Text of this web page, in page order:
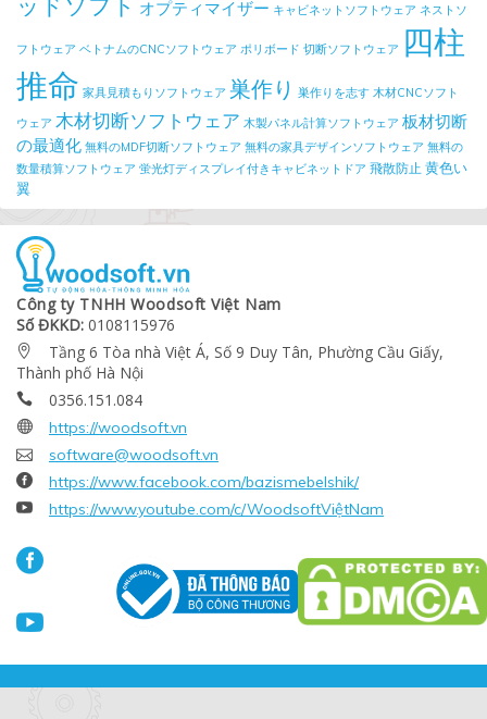
オプティマイザー キャビネットソフトウェア ネストソ
フトウェア ベトナムのCNCソフトウェア ポリボード 切断ソフトウェア 四柱
推命 家具見積もりソフトウェア 巣作り 巣作りを志す 木材CNCソフト
ウェア 木材切断ソフトウェア 木製パネル計算ソフトウェア 板材切断
の最適化 無料のMDF切断ソフトウェア 無料の家具デザインソフトウェア 無料の
数量積算ソフトウェア 蛍光灯ディスプレイ付きキャビネットドア 飛散防止 黄色い
翼
Công ty TNHH Woodsoft Việt Nam
Số ĐKKD: 0108115976

Tầng 6 Tòa nhà Việt Á, Số 9 Duy Tân, Phường Cầu Giấy,
Thành phố Hà Nội
 0356.151.084
 https://woodsoft.vn
 software@woodsoft.vn
 https://www.facebook.com/bazismebelshik/
 https://www.youtube.com/c/WoodsoftViệtNam

